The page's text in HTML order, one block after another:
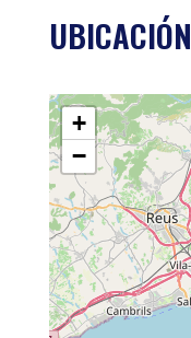
UBICACIÓN
+
−